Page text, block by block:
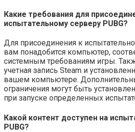
Какие требования для
испытательному серверу PUBG?
Для присоединения к
вам понадобится компьютер,
системным требованиям игры.
учетная запись Steam и
вашем компьютере.
ограничения могут быть
при запуске определенных
Какой контент доступен на
PUBG?